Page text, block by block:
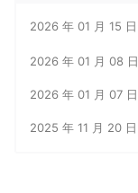
2026 年 01 月 15 日
2026 年 01 月 08 日
2026 年 01 月 07 日
2025 年 11 月 20 日